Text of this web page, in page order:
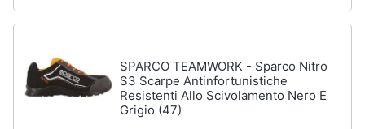
SPARCO TEAMWORK - Sparco Nitro
S3 Scarpe Antinfortunistiche
Resistenti Allo Scivolamento Nero E
Grigio (47)